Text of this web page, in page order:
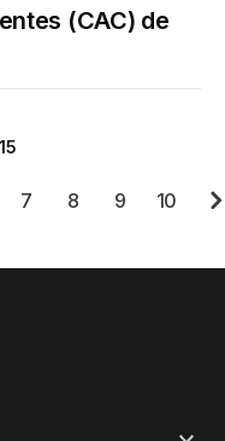
(CAC) de
7 8 9 10